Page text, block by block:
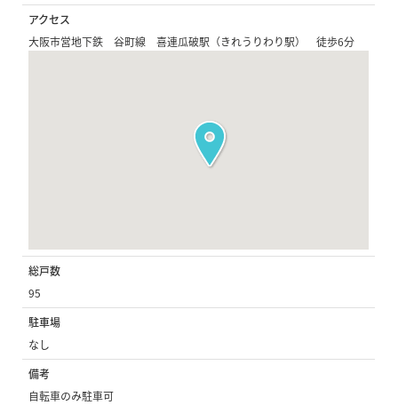
アクセス
大阪市営地下鉄 谷町線 喜連瓜破駅（きれうりわり駅） 徒歩6分
総戸数
95
駐車場
なし
備考
自転車のみ駐車可